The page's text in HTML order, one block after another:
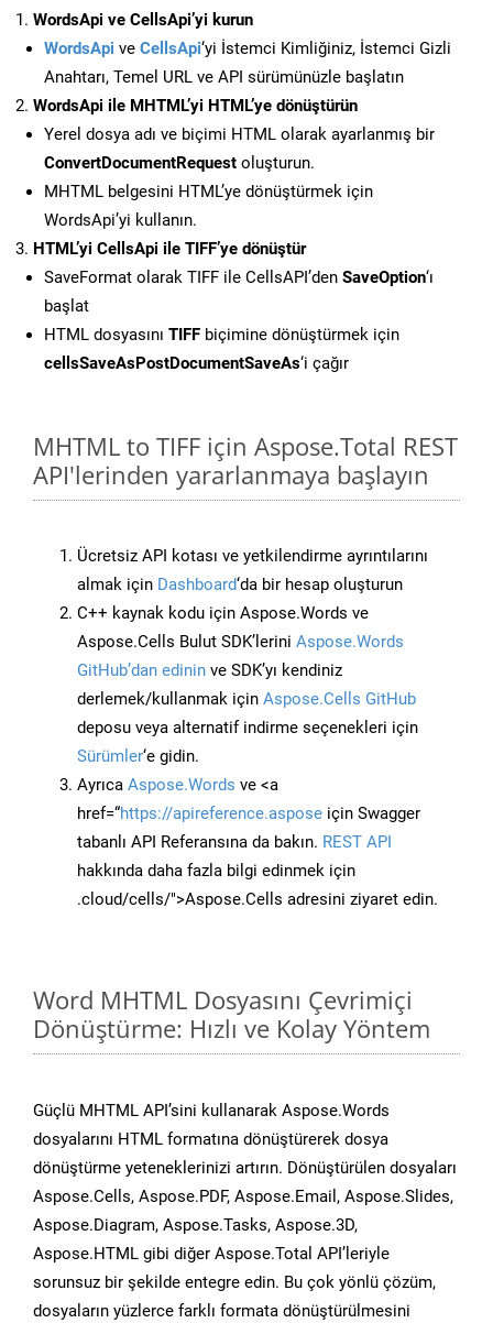
WordsApi ve CellsApi’yi kurun
WordsApi ve CellsApi‘yi İstemci Kimliğiniz, İstemci Gizli
Anahtarı, Temel URL ve API sürümünüzle başlatın
WordsApi ile MHTML’yi HTML’ye dönüştürün
Yerel dosya adı ve biçimi HTML olarak ayarlanmış bir
ConvertDocumentRequest oluşturun.
MHTML belgesini HTML’ye dönüştürmek için
WordsApi’yi kullanın.
HTML’yi CellsApi ile TIFF’ye dönüştür
SaveFormat olarak TIFF ile CellsAPI’den SaveOption‘ı
başlat
HTML dosyasını TIFF biçimine dönüştürmek için
cellsSaveAsPostDocumentSaveAs‘i çağır
MHTML to TIFF için Aspose.Total REST
API'lerinden yararlanmaya başlayın
Ücretsiz API kotası ve yetkilendirme ayrıntılarını
almak için Dashboard‘da bir hesap oluşturun
C++ kaynak kodu için Aspose.Words ve
Aspose.Cells Bulut SDK’lerini Aspose.Words
GitHub’dan edinin ve SDK’yı kendiniz
derlemek/kullanmak için Aspose.Cells GitHub
deposu veya alternatif indirme seçenekleri için
Sürümler‘e gidin.
Ayrıca Aspose.Words ve <a
href=“https://apireference.aspose için Swagger
tabanlı API Referansına da bakın. REST API
hakkında daha fazla bilgi edinmek için
.cloud/cells/">Aspose.Cells adresini ziyaret edin.
Word MHTML Dosyasını Çevrimiçi
Dönüştürme: Hızlı ve Kolay Yöntem
Güçlü MHTML API’sini kullanarak Aspose.Words
dosyalarını HTML formatına dönüştürerek dosya
dönüştürme yeteneklerinizi artırın. Dönüştürülen dosyaları
Aspose.Cells, Aspose.PDF, Aspose.Email, Aspose.Slides,
Aspose.Diagram, Aspose.Tasks, Aspose.3D,
Aspose.HTML gibi diğer Aspose.Total API’leriyle
sorunsuz bir şekilde entegre edin. Bu çok yönlü çözüm,
dosyaların yüzlerce farklı formata dönüştürülmesini